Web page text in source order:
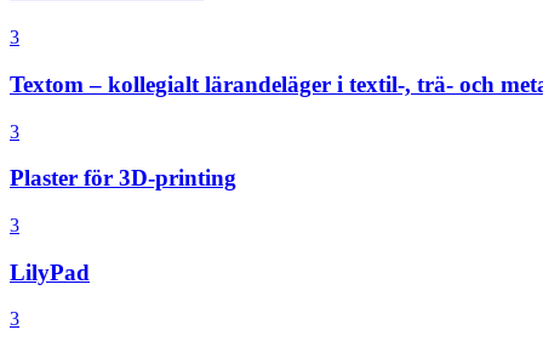
3
Textom – kollegialt lärandeläger i textil-, trä- och
3
Plaster för 3D-printing
3
LilyPad
3